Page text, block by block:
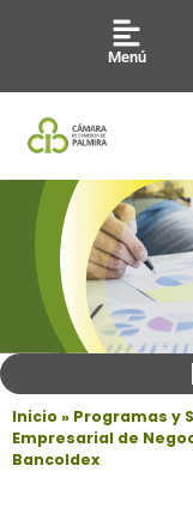
Menú
Inicio» Programas y
Empresarial de
Bancoldex